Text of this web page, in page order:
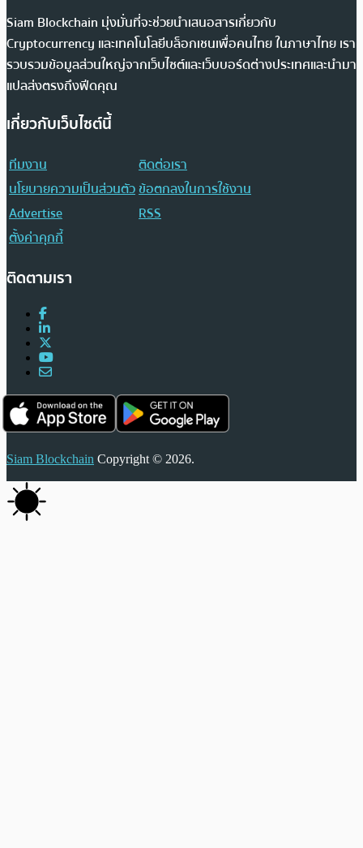
Siam Blockchain มุ่งมั่นที่จะช่วยนำเสนอสารเกี่ยวกับ
Cryptocurrency และเทคโนโลยีบล็อกเชนเพื่อคนไทย ในภาษาไทย เรา
รวบรวมข้อมูลส่วนใหญ่จากเว็บไซต์และเว็บบอร์ดต่างประเทศและนำมา
แปลส่งตรงถึงฟีดคุณ
เกี่ยวกับเว็บไซต์นี้
ทีมงาน
ติดต่อเรา
นโยบายความเป็นส่วนตัวข้อตกลงในการใช้งาน
Advertise
RSS
ตั้งค่าคุกกี้
ติดตามเรา
Siam Blockchain Copyright © 2026.